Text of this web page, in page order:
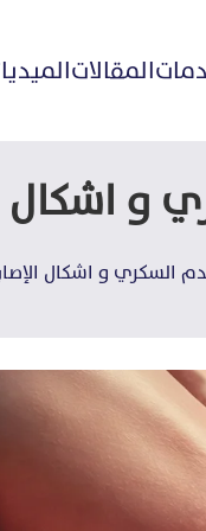
المقالاتالميديا
و اشكال
السكري و اشكال